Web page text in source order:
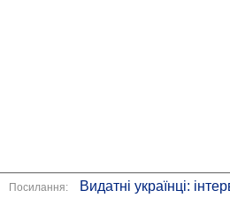
Посилання:
Видатні українці: